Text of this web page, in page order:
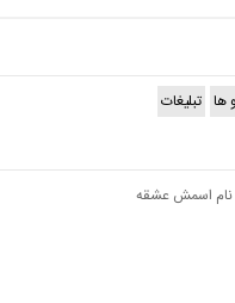
ها تبلیغات
نام اسمش عشقه